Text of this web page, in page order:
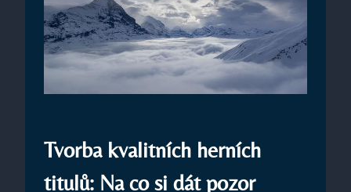
Tvorba kvalitních herních
titulů: Na co si dát pozor